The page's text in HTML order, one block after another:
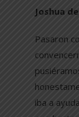
Joshua
Pasaron
iba a